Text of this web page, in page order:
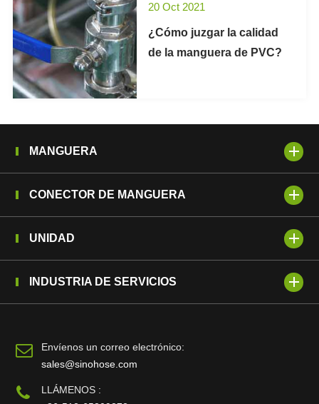
20 Oct 2021
¿Cómo juzgar la calidad
de la manguera de PVC?
MANGUERA
CONECTOR DE MANGUERA
UNIDAD
INDUSTRIA DE SERVICIOS
Envíenos un correo electrónico:
sales@sinohose.com
LLÁMENOS :